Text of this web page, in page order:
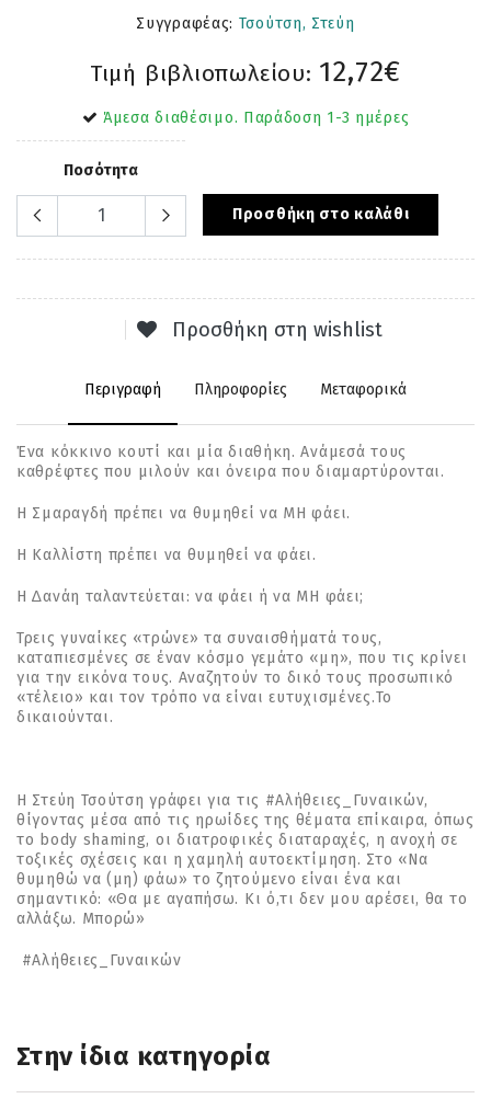
Συγγραφέας: Τσούτση, Στεύη
Τιμή βιβλιοπωλείου: 12,72€
Άμεσα διαθέσιμο. Παράδοση 1-3 ημέρες
Ποσότητα
Προσθήκη στο καλάθι
Προσθήκη στη wishlist
Περιγραφή Πληροφορίες Μεταφορικά
Ένα κόκκινο κουτί και µία διαθήκη. Ανάµεσά τους
καθρέφτες που µιλούν και όνειρα που διαµαρτύρονται.
Η Σµαραγδή πρέπει να θυµηθεί να ΜΗ φάει.
Η Καλλίστη πρέπει να θυµηθεί να φάει.
Η ∆ανάη ταλαντεύεται: να φάει ή να ΜΗ φάει;
Τρεις γυναίκες «τρώνε» τα συναισθήµατά τους,
καταπιεσµένες σε έναν κόσµο γεµάτο «µη», που τις κρίνει
για την εικόνα τους. Αναζητούν το δικό τους προσωπικό
«τέλειο» και τον τρόπο να είναι ευτυχισµένες.Το
δικαιούνται.
Η Στεύη Τσούτση γράφει για τις #Αλήθειες_Γυναικών,
θίγοντας µέσα από τις ηρωίδες της θέµατα επίκαιρα, όπως
το body shaming, οι διατροφικές διαταραχές, η ανοχή σε
τοξικές σχέσεις και η χαµηλή αυτοεκτίµηση. Στο «Να
θυµηθώ να (µη) φάω» το ζητούµενο είναι ένα και
σηµαντικό: «Θα µε αγαπήσω. Κι ό,τι δεν µου αρέσει, θα το
αλλάξω. Μπορώ»
#Αλήθειες_Γυναικών
Στην ίδια κατηγορία